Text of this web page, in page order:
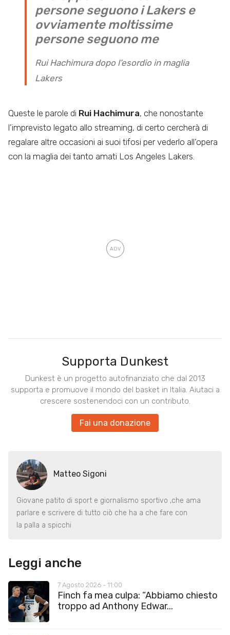
persone seguono i Lakers e
ovviamente moltissime
persone seguono me
Rui Hachimura dopo l’esordio in maglia
Lakers
Queste le parole di Rui Hachimura, che nonostante
l’imprevisto legato allo streaming, di certo cercherà di
regalare altre occasioni ai suoi tifosi per vederlo all’opera
con la maglia dei tanto amati Los Angeles Lakers.
Supporta Dunkest
Dunkest è un progetto autofinanziato che dal 2013
supporta e promuove il mondo del basket in Italia. Aiutaci a
crescere sostenendoci con un contributo.
Fai una donazione
Matteo Sigoni
Giovane patito di sport e giornalismo sportivo ,che ama
parlare e scrivere di tutto ciò che ha a che fare con
la palla a spicchi
Leggi anche
7 Agosto 2026 - 11:00
Finch fa mea culpa: “Abbiamo chiesto
troppo ad Anthony Edwar...